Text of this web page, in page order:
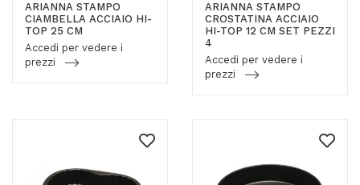
ARIANNA STAMPO
CIAMBELLA ACCIAIO HI-
TOP 25 CM
Accedi per vedere i
prezzi
ARIANNA STAMPO
CROSTATINA ACCIAIO
HI-TOP 12 CM SET PEZZI
4
Accedi per vedere i
prezzi